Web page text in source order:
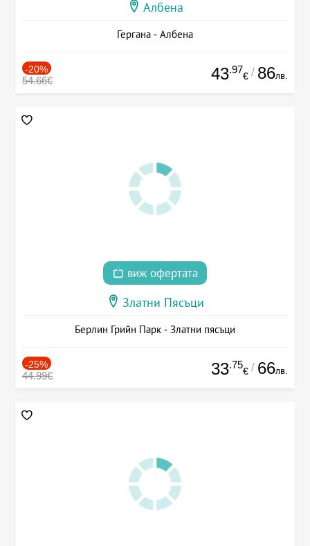
Албена
Гергана - Албена
-20%
54.66€ 43.97
€ / 86лв.
виж офертата
Златни Пясъци
Берлин Грийн Парк - Златни пясъци
-25%
44.99€ 33.75
€ / 66лв.